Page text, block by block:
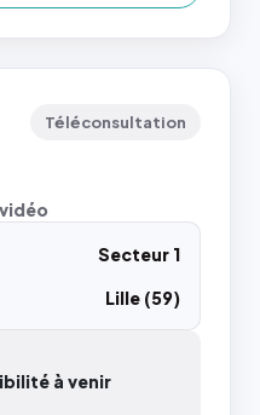
Téléconsultation
Secteur 1
Lille (59)
à venir